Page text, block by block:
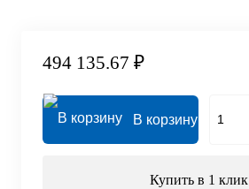
494 135.67 ₽
В корзину
Купить в 1 клик